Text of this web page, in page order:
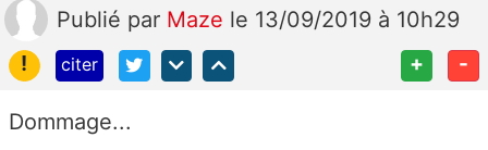
Publié par Maze le 13/09/2019 à 10h29
!
citer + -
Dommage...